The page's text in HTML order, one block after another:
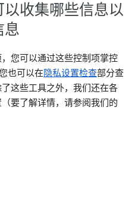
收集哪些信息以
息
您可以通过这些控制项掌控
也可以在隐私设置检查部分查
这些工具之外，我们还在各
要了解详情，请参阅我们的